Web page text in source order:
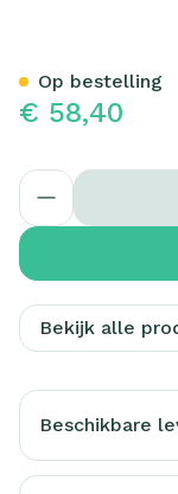
€ 58,40
Aantal
Op bestelling
Bekijk alle
Beschikbare